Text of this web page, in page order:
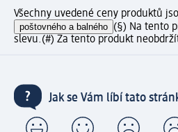
Všechny uvedené ceny produktů
poštovného a balného (§) Na tento
slevu.(#) Za tento produkt
Jak se Vám líbí tato